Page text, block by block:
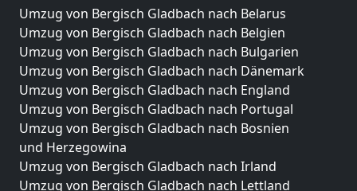
Umzug von Bergisch Gladbach nach Belarus
Umzug von Bergisch Gladbach nach Belgien
Umzug von Bergisch Gladbach nach Bulgarien
Umzug von Bergisch Gladbach nach Dänemark
Umzug von Bergisch Gladbach nach England
Umzug von Bergisch Gladbach nach Portugal
Umzug von Bergisch Gladbach nach Bosnien
und Herzegowina
Umzug von Bergisch Gladbach nach Irland
Umzug von Bergisch Gladbach nach Lettland